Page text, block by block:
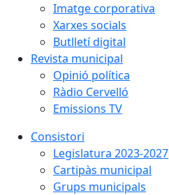
Imatge corporativa
Xarxes socials
Butlletí digital
Revista municipal
Opinió política
Ràdio Cervelló
Emissions TV
Consistori
Legislatura 2023-2027
Cartipàs municipal
Grups municipals